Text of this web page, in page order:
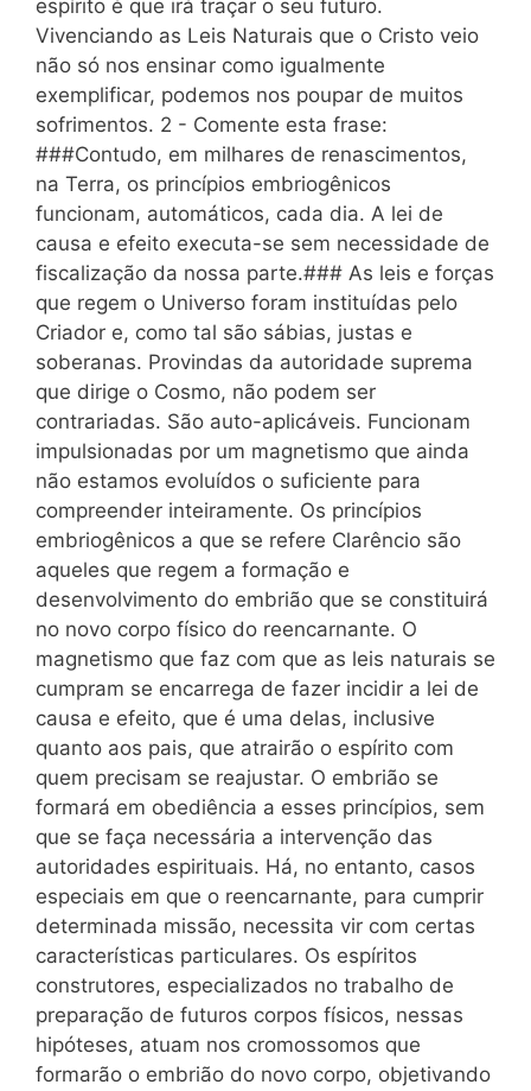
espírito é que irá traçar o seu futuro.
Vivenciando as Leis Naturais que o Cristo veio
não só nos ensinar como igualmente
exemplificar, podemos nos poupar de muitos
sofrimentos. 2 - Comente esta frase:
###Contudo, em milhares de renascimentos,
na Terra, os princípios embriogênicos
funcionam, automáticos, cada dia. A lei de
causa e efeito executa-se sem necessidade de
fiscalização da nossa parte.### As leis e forças
que regem o Universo foram instituídas pelo
Criador e, como tal são sábias, justas e
soberanas. Provindas da autoridade suprema
que dirige o Cosmo, não podem ser
contrariadas. São auto-aplicáveis. Funcionam
impulsionadas por um magnetismo que ainda
não estamos evoluídos o suficiente para
compreender inteiramente. Os princípios
embriogênicos a que se refere Clarêncio são
aqueles que regem a formação e
desenvolvimento do embrião que se constituirá
no novo corpo físico do reencarnante. O
magnetismo que faz com que as leis naturais se
cumpram se encarrega de fazer incidir a lei de
causa e efeito, que é uma delas, inclusive
quanto aos pais, que atrairão o espírito com
quem precisam se reajustar. O embrião se
formará em obediência a esses princípios, sem
que se faça necessária a intervenção das
autoridades espirituais. Há, no entanto, casos
especiais em que o reencarnante, para cumprir
determinada missão, necessita vir com certas
características particulares. Os espíritos
construtores, especializados no trabalho de
preparação de futuros corpos físicos, nessas
hipóteses, atuam nos cromossomos que
formarão o embrião do novo corpo, objetivando